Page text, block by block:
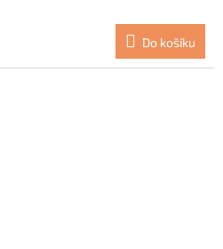
Do košíku